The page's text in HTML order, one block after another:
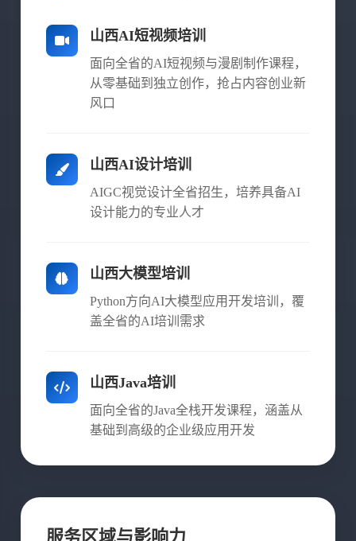
山西AI短视频培训
面向全省的AI短视频与漫剧制作课程，
从零基础到独立创作，抢占内容创业新
风口
山西AI设计培训
AIGC视觉设计全省招生，培养具备AI
设计能力的专业人才
山西大模型培训
Python方向AI大模型应用开发培训，覆
盖全省的AI培训需求
山西Java培训
面向全省的Java全栈开发课程，涵盖从
基础到高级的企业级应用开发
服务区域与影响力